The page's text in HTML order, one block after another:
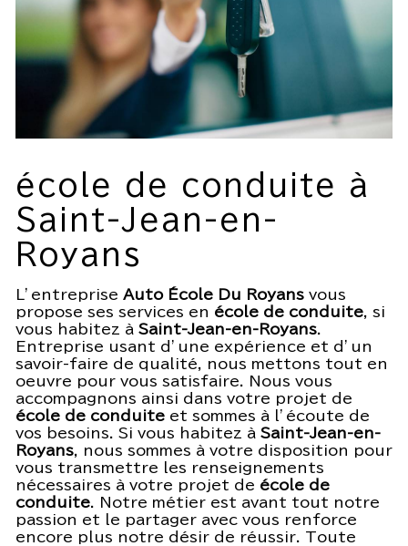
école de conduite à
Saint-Jean-en-
Royans
L’entreprise Auto École Du Royans vous
propose ses services en école de conduite, si
vous habitez à Saint-Jean-en-Royans.
Entreprise usant d’une expérience et d’un
savoir-faire de qualité, nous mettons tout en
oeuvre pour vous satisfaire. Nous vous
accompagnons ainsi dans votre projet de
école de conduite et sommes à l’écoute de
vos besoins. Si vous habitez à Saint-Jean-en-
Royans, nous sommes à votre disposition pour
vous transmettre les renseignements
nécessaires à votre projet de école de
conduite. Notre métier est avant tout notre
passion et le partager avec vous renforce
encore plus notre désir de réussir. Toute